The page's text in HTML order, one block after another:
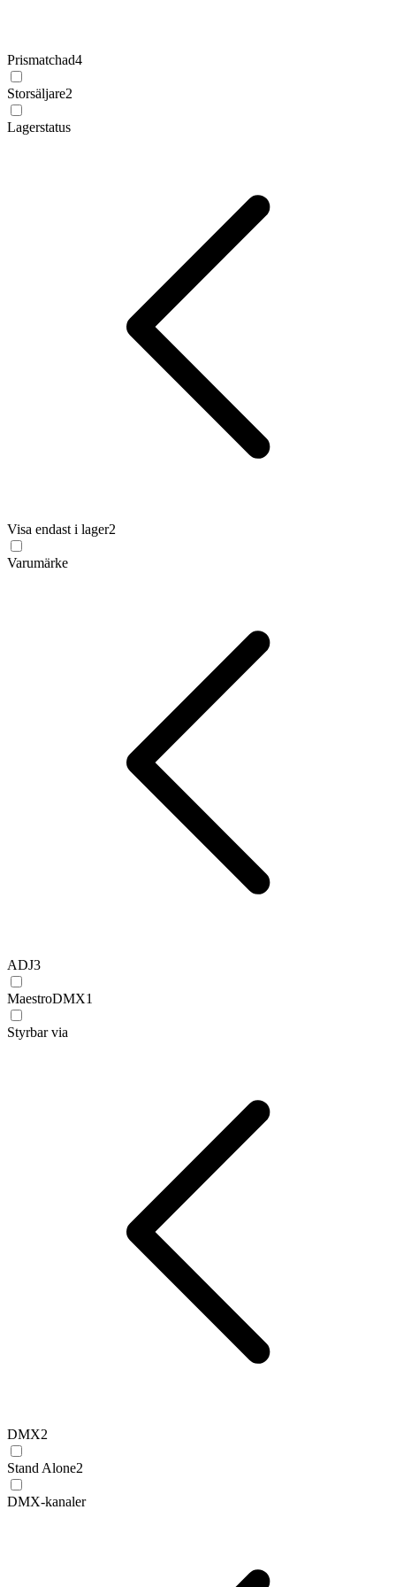
Prismatchad4
Storsäljare2
Lagerstatus
Visa endast i lager2
Varumärke
ADJ3
MaestroDMX1
Styrbar via
DMX2
Stand Alone2
DMX-kanaler